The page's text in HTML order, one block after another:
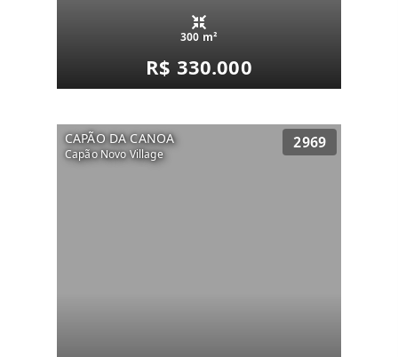
300 m²
R$ 330.000
CAPÃO DA CANOA
Capão Novo Village
2969